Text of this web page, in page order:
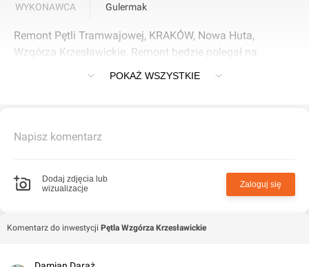
WYKONAWCA Gulermak
Remont Pętli Tramwajowej, KRAKÓW, Nowa Huta,
Wzgórza Krzesławickie. Remont będzie polegał na
wymianie szyn, za równo na dużej, jak i małej pętli.
POKAŻ WSZYSTKIE
Napisz komentarz
Dodaj zdjęcia lub
wizualizacje
Zaloguj się
Komentarz do inwestycji Pętla Wzgórza Krzesławickie